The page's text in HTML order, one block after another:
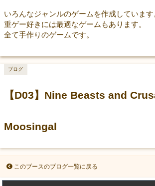
いろんなジャンルのゲームを作成しています
重ゲー好きには最適なゲームもあります。
全て手作りのゲームです。
【D03】Nine Beasts and
Moosingal
ブログ
このブースのブログ一覧に戻る